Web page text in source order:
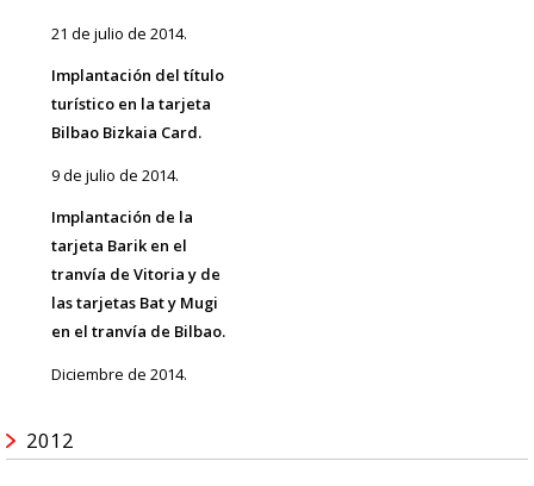
21 de julio de 2014.
Implantación del título
turístico en la tarjeta
Bilbao Bizkaia Card.
9 de julio de 2014.
Implantación de la
tarjeta Barik en el
tranvía de Vitoria y de
las tarjetas Bat y Mugi
en el tranvía de Bilbao.
Diciembre de 2014.
2012